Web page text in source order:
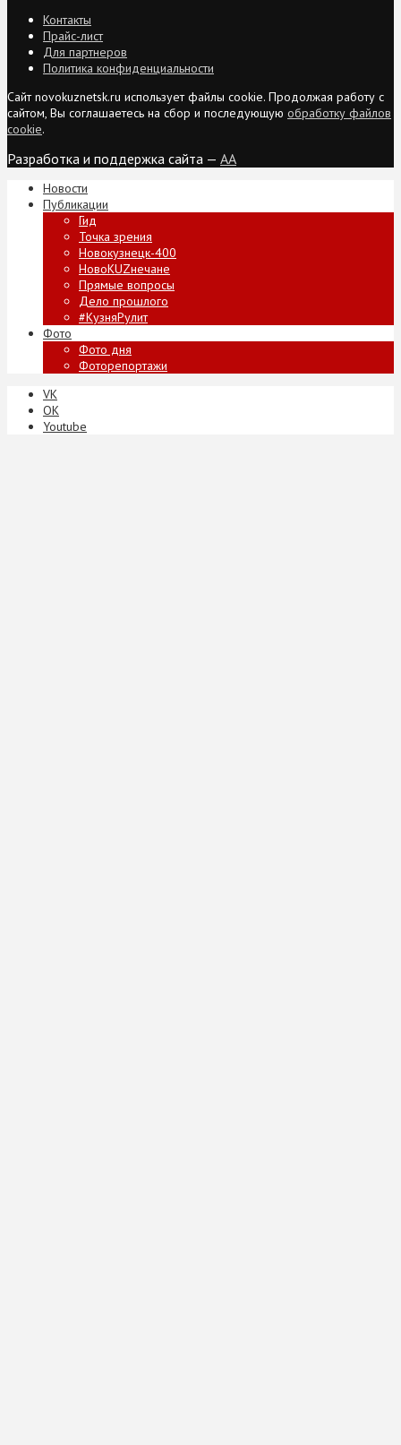
Контакты
Прайс-лист
Для партнеров
Политика конфиденциальности
Сайт novokuznetsk.ru использует файлы cookie. Продолжая работу с
сайтом, Вы соглашаетесь на сбор и последующую обработку файлов
cookie.
Разработка и поддержка сайта — AA
Новости
Публикации
Гид
Точка зрения
Новокузнецк-400
НовоKUZнечане
Прямые вопросы
Дело прошлого
#КузняРулит
Фото
Фото дня
Фоторепортажи
VK
ОК
Youtube